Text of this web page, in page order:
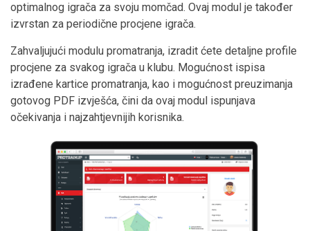
optimalnog igrača za svoju momčad. Ovaj modul je također
izvrstan za periodične procjene igrača.
Zahvaljujući modulu promatranja, izradit ćete detaljne profile
procjene za svakog igrača u klubu. Mogućnost ispisa
izrađene kartice promatranja, kao i mogućnost preuzimanja
gotovog PDF izvješća, čini da ovaj modul ispunjava
očekivanja i najzahtjevnijih korisnika.